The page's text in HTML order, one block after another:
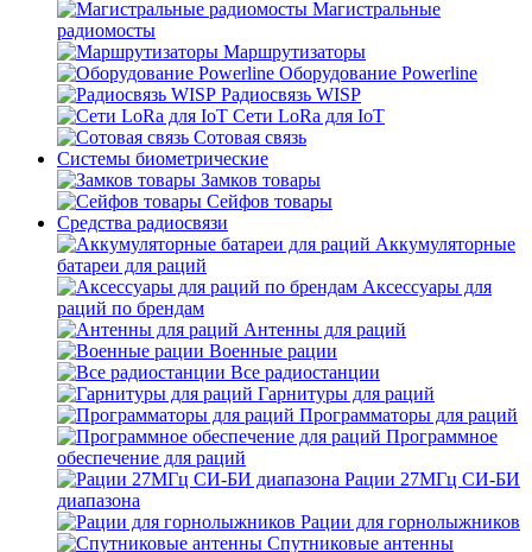
Магистральные
радиомосты
Маршрутизаторы
Оборудование Powerline
Радиосвязь WISP
Сети LoRa для IoT
Сотовая связь
Системы биометрические
Замков товары
Сейфов товары
Средства радиосвязи
Аккумуляторные
батареи для раций
Аксессуары для
раций по брендам
Антенны для раций
Военные рации
Все радиостанции
Гарнитуры для раций
Программаторы для раций
Программное
обеспечение для раций
Рации 27МГц СИ-БИ
диапазона
Рации для горнолыжников
Спутниковые антенны